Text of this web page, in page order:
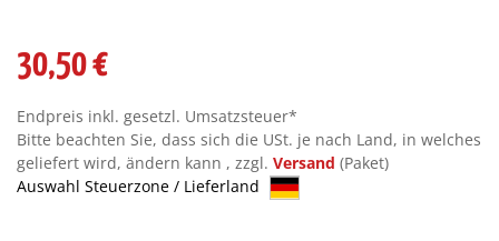
30,50 €
Endpreis inkl. gesetzl. Umsatzsteuer*
Bitte beachten Sie, dass sich die USt. je nach Land, in welches
geliefert wird, ändern kann , zzgl. Versand (Paket)
Auswahl Steuerzone / Lieferland